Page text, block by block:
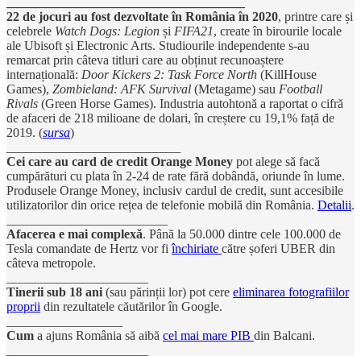
22 de jocuri au fost dezvoltate în România în 2020, printre care și
celebrele Watch Dogs: Legion și FIFA21, create în birourile locale
ale Ubisoft și Electronic Arts. Studiourile independente s-au
remarcat prin câteva titluri care au obținut recunoaștere
internațională: Door Kickers 2: Task Force North (KillHouse
Games), Zombieland: AFK Survival (Metagame) sau Football
Rivals (Green Horse Games). Industria autohtonă a raportat o cifră
de afaceri de 218 milioane de dolari, în creștere cu 19,1% față de
2019. (sursa)
Cei care au card de credit Orange Money pot alege să facă
cumpărături cu plata în 2-24 de rate fără dobândă, oriunde în lume.
Produsele Orange Money, inclusiv cardul de credit, sunt accesibile
utilizatorilor din orice rețea de telefonie mobilă din România. Detalii.
Afacerea e mai complexă. Până la 50.000 dintre cele 100.000 de
Tesla comandate de Hertz vor fiînchiriate către șoferi UBER din
câteva metropole.
Tinerii sub 18 ani (sau părinții lor) pot cere eliminarea fotografiilor
proprii din rezultatele căutărilor în Google.
Cum a ajuns România să aibă cel mai mare PIB din Balcani.